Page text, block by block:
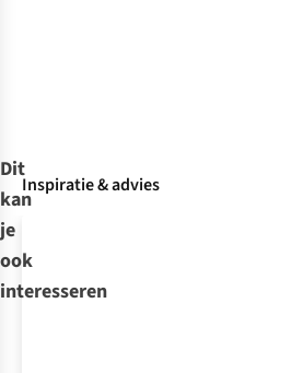
Dit
kan
je
ook
interesseren
Inspiratie & advies